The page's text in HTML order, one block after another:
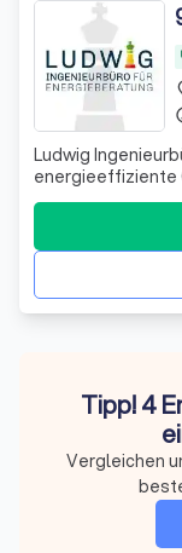
Ludwig
energieeffiziente Gebäude Das
Energieberatung
praxisnahe
Energieeffizienz
Unter der
Tipp! 4
Vergleichen